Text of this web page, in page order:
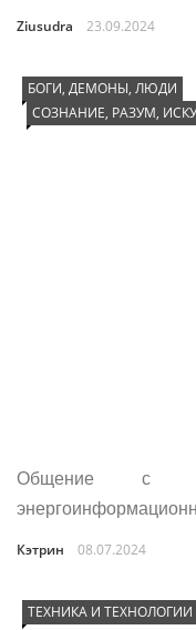
Ziusudra 23.09.2024
БОГИ, ДЕМОНЫ, ЛЮДИ
СОЗНАНИЕ, РАЗУМ,
Общение с
Кэтрин 08.07.2024
ТЕХНИКА И